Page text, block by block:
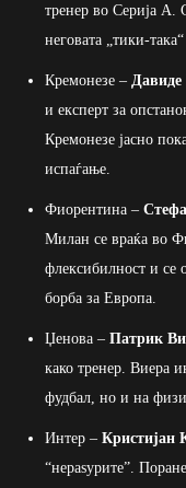
тренер во Серија А.
неговата „тики-
Кремонезе –
и експерт за
Кремонезе јасно
испаѓање.
Фиорентина –
Милан се враќа во
флексибилност и се
борба за Европа.
Џенова – Патрик
како тренер. Виера
фудбал, но и на
Интер – Кристијан
“нераѕурите”.